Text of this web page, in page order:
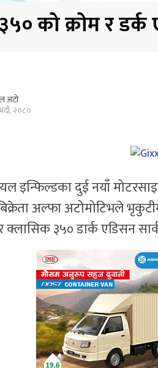
को क्रोम र डर्क
अटो
२०८०
इन्फिल्डका दुई नयाँ
अल्फा अटोमोटिभले
क्लासिक ३५० डार्क एडिसन